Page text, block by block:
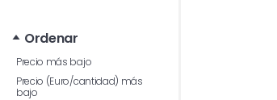
Ordenar
Precio más bajo
Precio (Euro/cantidad) más
bajo